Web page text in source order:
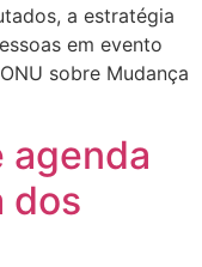
a estratégia
em evento
sobre Mudança
agenda
dos